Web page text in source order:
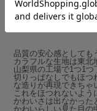
品質の安心感としても
カラフルな生地は東北
山梨県の工場で1つ1つ
切りっぱなしでもほつ
な造りが再現できちゃ
これをほつれないよ
かわいさは出なかった
かわいらしい見た目の